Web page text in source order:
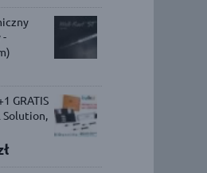
-
GRATIS
Solution,